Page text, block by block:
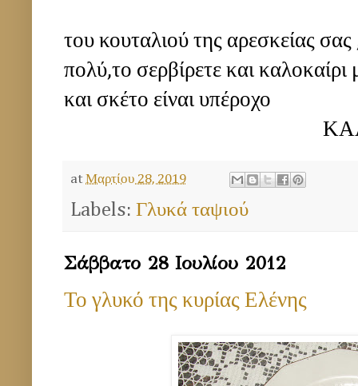
του κουταλιού της αρεσκείας
πολύ,το σερβίρετε και
και σκέτο είναι υπέροχο
ΚΑΛΗ
atΜαρτίου 28, 2019
Labels: Γλυκά ταψιού
Σάββατο 28 Ιουλίου 2012
Το γλυκό της κυρίας Ελένης